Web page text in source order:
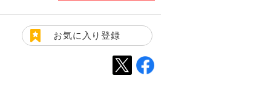
お気に入り登録